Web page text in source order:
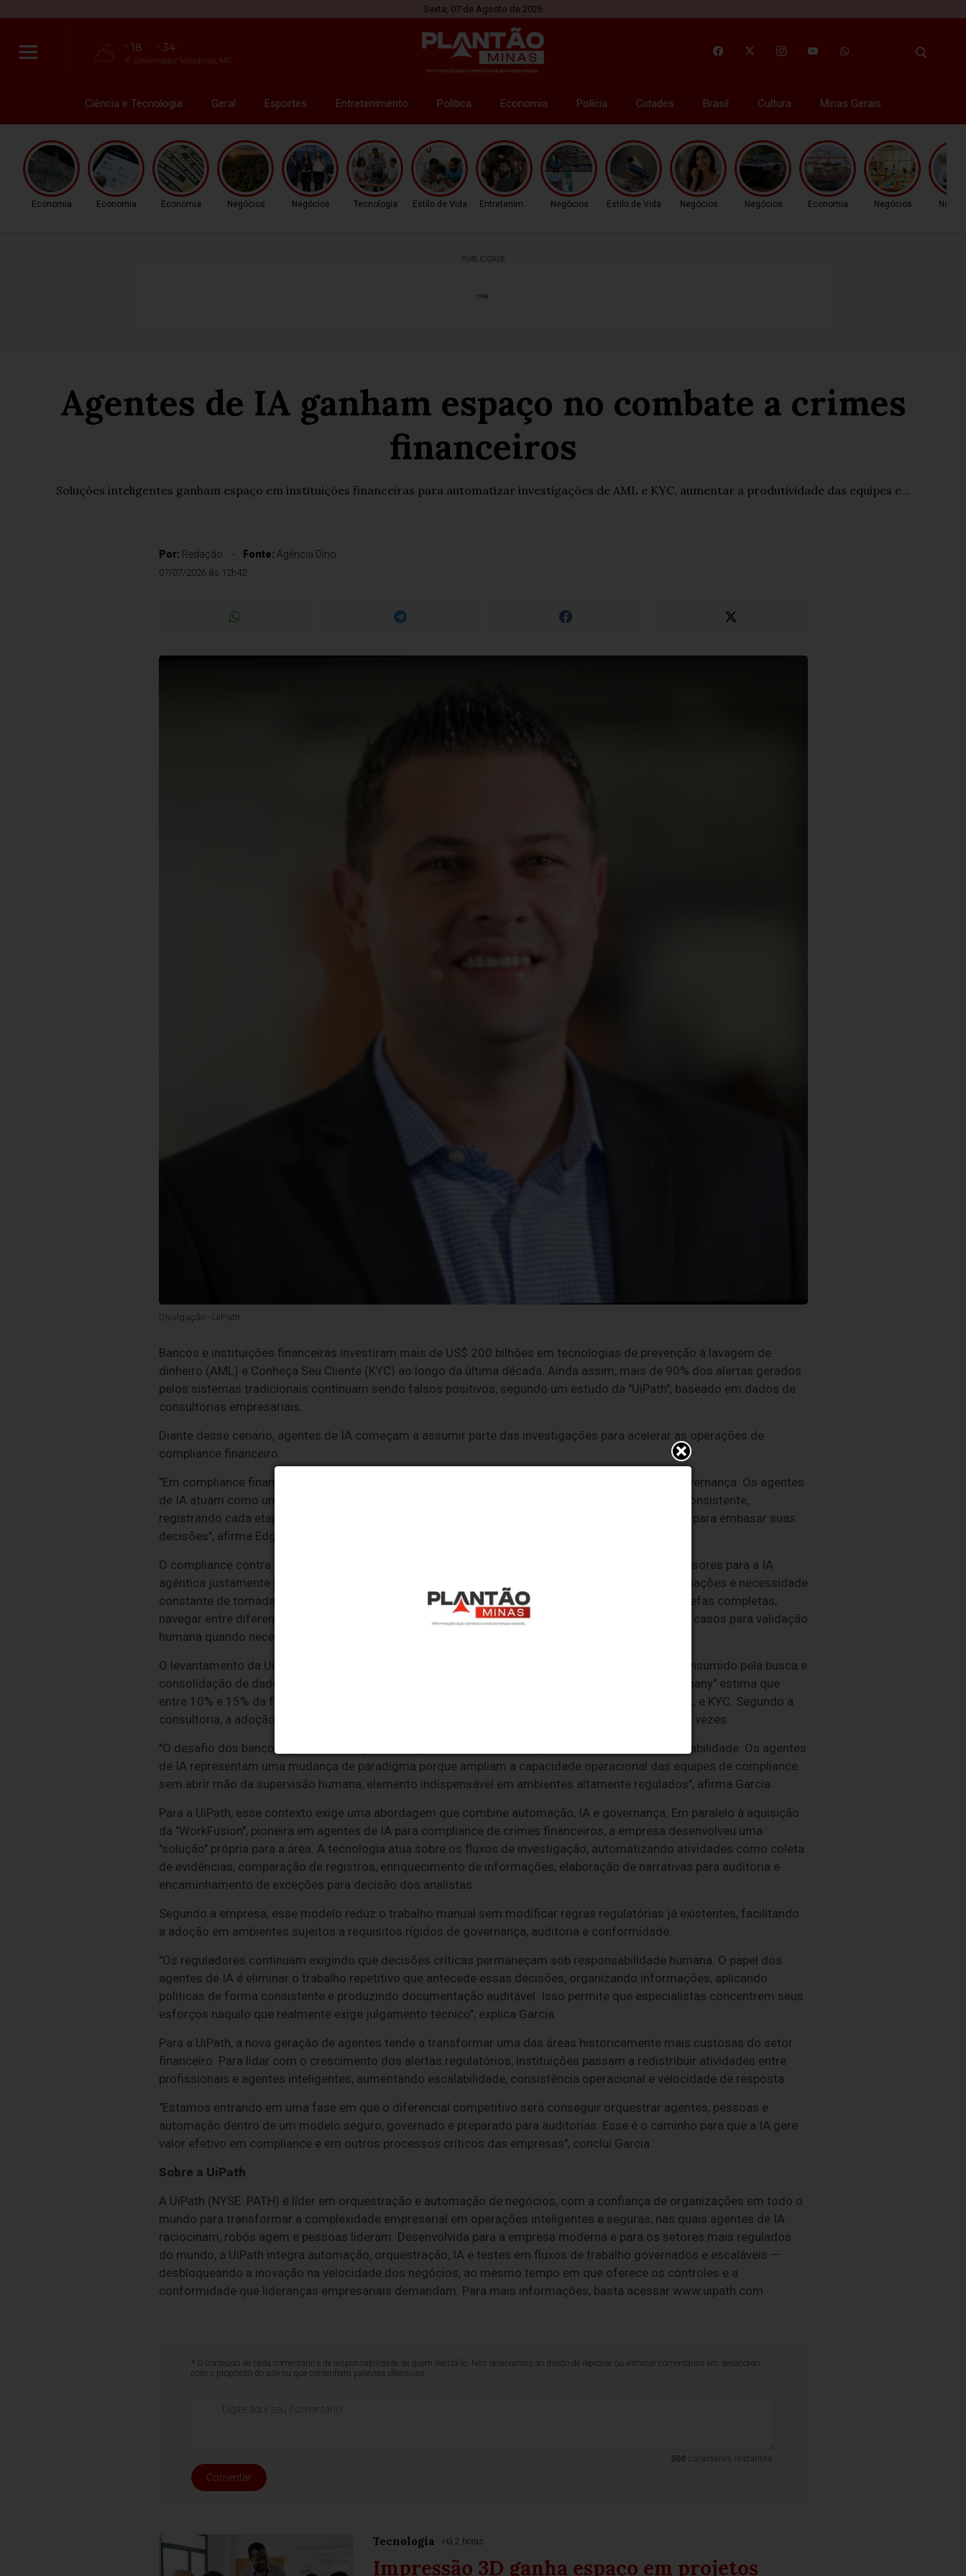
Sexta, 07 de Agosto de 2026
18 34
Governador Valadares, MG
Ciência e Tecnologia Geral Esportes Entretenimento Política Economia Polícia Cidades Brasil Cultura Minas Gerais
Economia Economia Economia Negócios Negócios Tecnologia Estilo de Vida Entretenimento Negócios Estilo de Vida Negócios Negócios Economia Negócios
PUBLICIDADE
Agentes de IA ganham espaço no combate a crimes
financeiros
Soluções inteligentes ganham espaço em instituições financeiras para automatizar investigações de AML e KYC, aumentar a produtividade das equipes e...
Por: Redação Fonte: Agência Dino
07/07/2026 às 12h42
Divulgação - UiPath
Bancos e instituições financeiras investiram mais de US$ 200 bilhões em tecnologias de prevenção à lavagem de
dinheiro (AML) e Conheça Seu Cliente (KYC) ao longo da última década. Ainda assim, mais de 90% dos alertas gerados
pelos sistemas tradicionais continuam sendo falsos positivos, segundo um estudo da "UiPath", baseado em dados de
consultorias empresariais.
Diante desse cenário, agentes de IA começam a assumir parte das investigações para acelerar as operações de
compliance financeiro.
"Em compliance financeiro, confiança é construída por meio de transparência, rastreabilidade e governança. Os agentes
de IA atuam como uma camada inteligente de execução, realizando tarefas repetitivas de forma consistente,
registrando cada etapa do processo e oferecendo aos profissionais informações mais completas para embasar suas
decisões", afirma Edgar Garcia, vice-presidente da UiPath para a América Latina.
O compliance contra crimes financeiros tornou-se um dos casos de uso corporativos mais promissores para a IA
agêntica justamente porque combina processos altamente estruturados, grande volume de informações e necessidade
constante de tomada de decisão baseada em evidências. Os agentes são capazes de executar tarefas completas,
navegar entre diferentes sistemas, consolidar informações, produzir documentação e encaminhar casos para validação
humana quando necessário.
O levantamento da UiPath também aponta que até 70% do tempo dos analistas de AML ainda é consumido pela busca e
consolidação de dados dispersos em diferentes sistemas. Ao mesmo tempo, a "McKinsey & Company" estima que
entre 10% e 15% da força de trabalho dos bancos esteja atualmente dedicada a processos de AML e KYC. Segundo a
consultoria, a adoção de agentes de IA pode elevar a produtividade dessas operações entre 2 e 20 vezes.
"O desafio dos bancos agora é conseguir investigar cada alerta com rapidez, consistência e rastreabilidade. Os agentes
de IA representam uma mudança de paradigma porque ampliam a capacidade operacional das equipes de compliance
sem abrir mão da supervisão humana, elemento indispensável em ambientes altamente regulados", afirma Garcia.
Para a UiPath, esse contexto exige uma abordagem que combine automação, IA e governança. Em paralelo à aquisição
da "WorkFusion", pioneira em agentes de IA para compliance de crimes financeiros, a empresa desenvolveu uma
"solução" própria para a área. A tecnologia atua sobre os fluxos de investigação, automatizando atividades como coleta
de evidências, comparação de registros, enriquecimento de informações, elaboração de narrativas para auditoria e
encaminhamento de exceções para decisão dos analistas.
Segundo a empresa, esse modelo reduz o trabalho manual sem modificar regras regulatórias já existentes, facilitando
a adoção em ambientes sujeitos a requisitos rígidos de governança, auditoria e conformidade.
"Os reguladores continuam exigindo que decisões críticas permaneçam sob responsabilidade humana. O papel dos
agentes de IA é eliminar o trabalho repetitivo que antecede essas decisões, organizando informações, aplicando
políticas de forma consistente e produzindo documentação auditável. Isso permite que especialistas concentrem seus
esforços naquilo que realmente exige julgamento técnico", explica Garcia.
Para a UiPath, a nova geração de agentes tende a transformar uma das áreas historicamente mais custosas do setor
financeiro. Para lidar com o crescimento dos alertas regulatórios, instituições passam a redistribuir atividades entre
profissionais e agentes inteligentes, aumentando escalabilidade, consistência operacional e velocidade de resposta.
"Estamos entrando em uma fase em que o diferencial competitivo será conseguir orquestrar agentes, pessoas e
automação dentro de um modelo seguro, governado e preparado para auditorias. Esse é o caminho para que a IA gere
valor efetivo em compliance e em outros processos críticos das empresas", conclui Garcia.
Sobre a UiPath
A UiPath (NYSE: PATH) é líder em orquestração e automação de negócios, com a confiança de organizações em todo o
mundo para transformar a complexidade empresarial em operações inteligentes e seguras, nas quais agentes de IA
raciocinam, robôs agem e pessoas lideram. Desenvolvida para a empresa moderna e para os setores mais regulados
do mundo, a UiPath integra automação, orquestração, IA e testes em fluxos de trabalho governados e escaláveis —
desbloqueando a inovação na velocidade dos negócios, ao mesmo tempo em que oferece os controles e a
conformidade que lideranças empresariais demandam. Para mais informações, basta acessar www.uipath.com
* O conteúdo de cada comentário é de responsabilidade de quem realizá-lo. Nos reservamos ao direito de reprovar ou eliminar comentários em desacordo
com o propósito do site ou que contenham palavras ofensivas.
500 caracteres restantes.
Comentar
Tecnologia Há 2 horas
Impressão 3D ganha espaço em projetos